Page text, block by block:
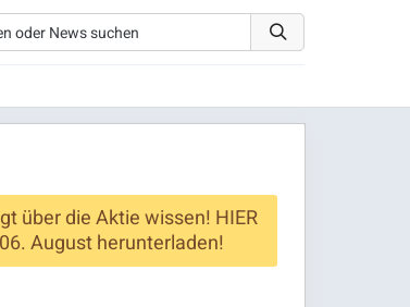
über die Aktie wissen! HIER
August herunterladen!